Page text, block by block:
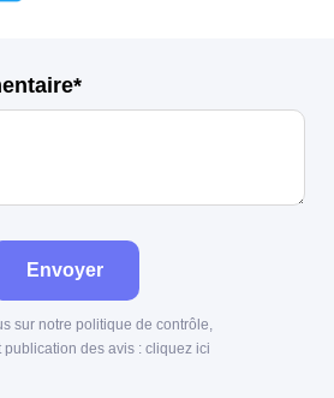
Envoyer
sur notre politique de contrôle,
publication des avis : cliquez ici